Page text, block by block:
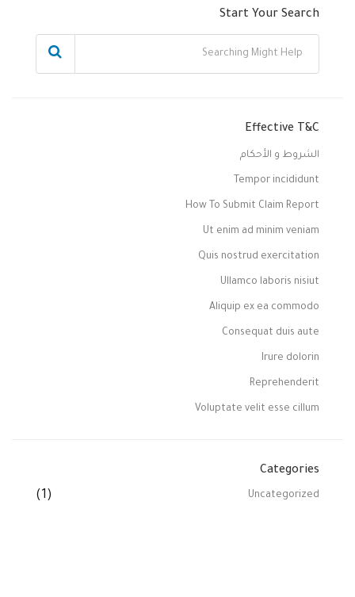
Start Your Search
Effective T&C
الشروط و الأحكام
Tempor incididunt
How To Submit Claim Report
Ut enim ad minim veniam
Quis nostrud exercitation
Ullamco laboris nisiut
Aliquip ex ea commodo
Consequat duis aute
Irure dolorin
Reprehenderit
Voluptate velit esse cillum
Categories
Uncategorized
(1)